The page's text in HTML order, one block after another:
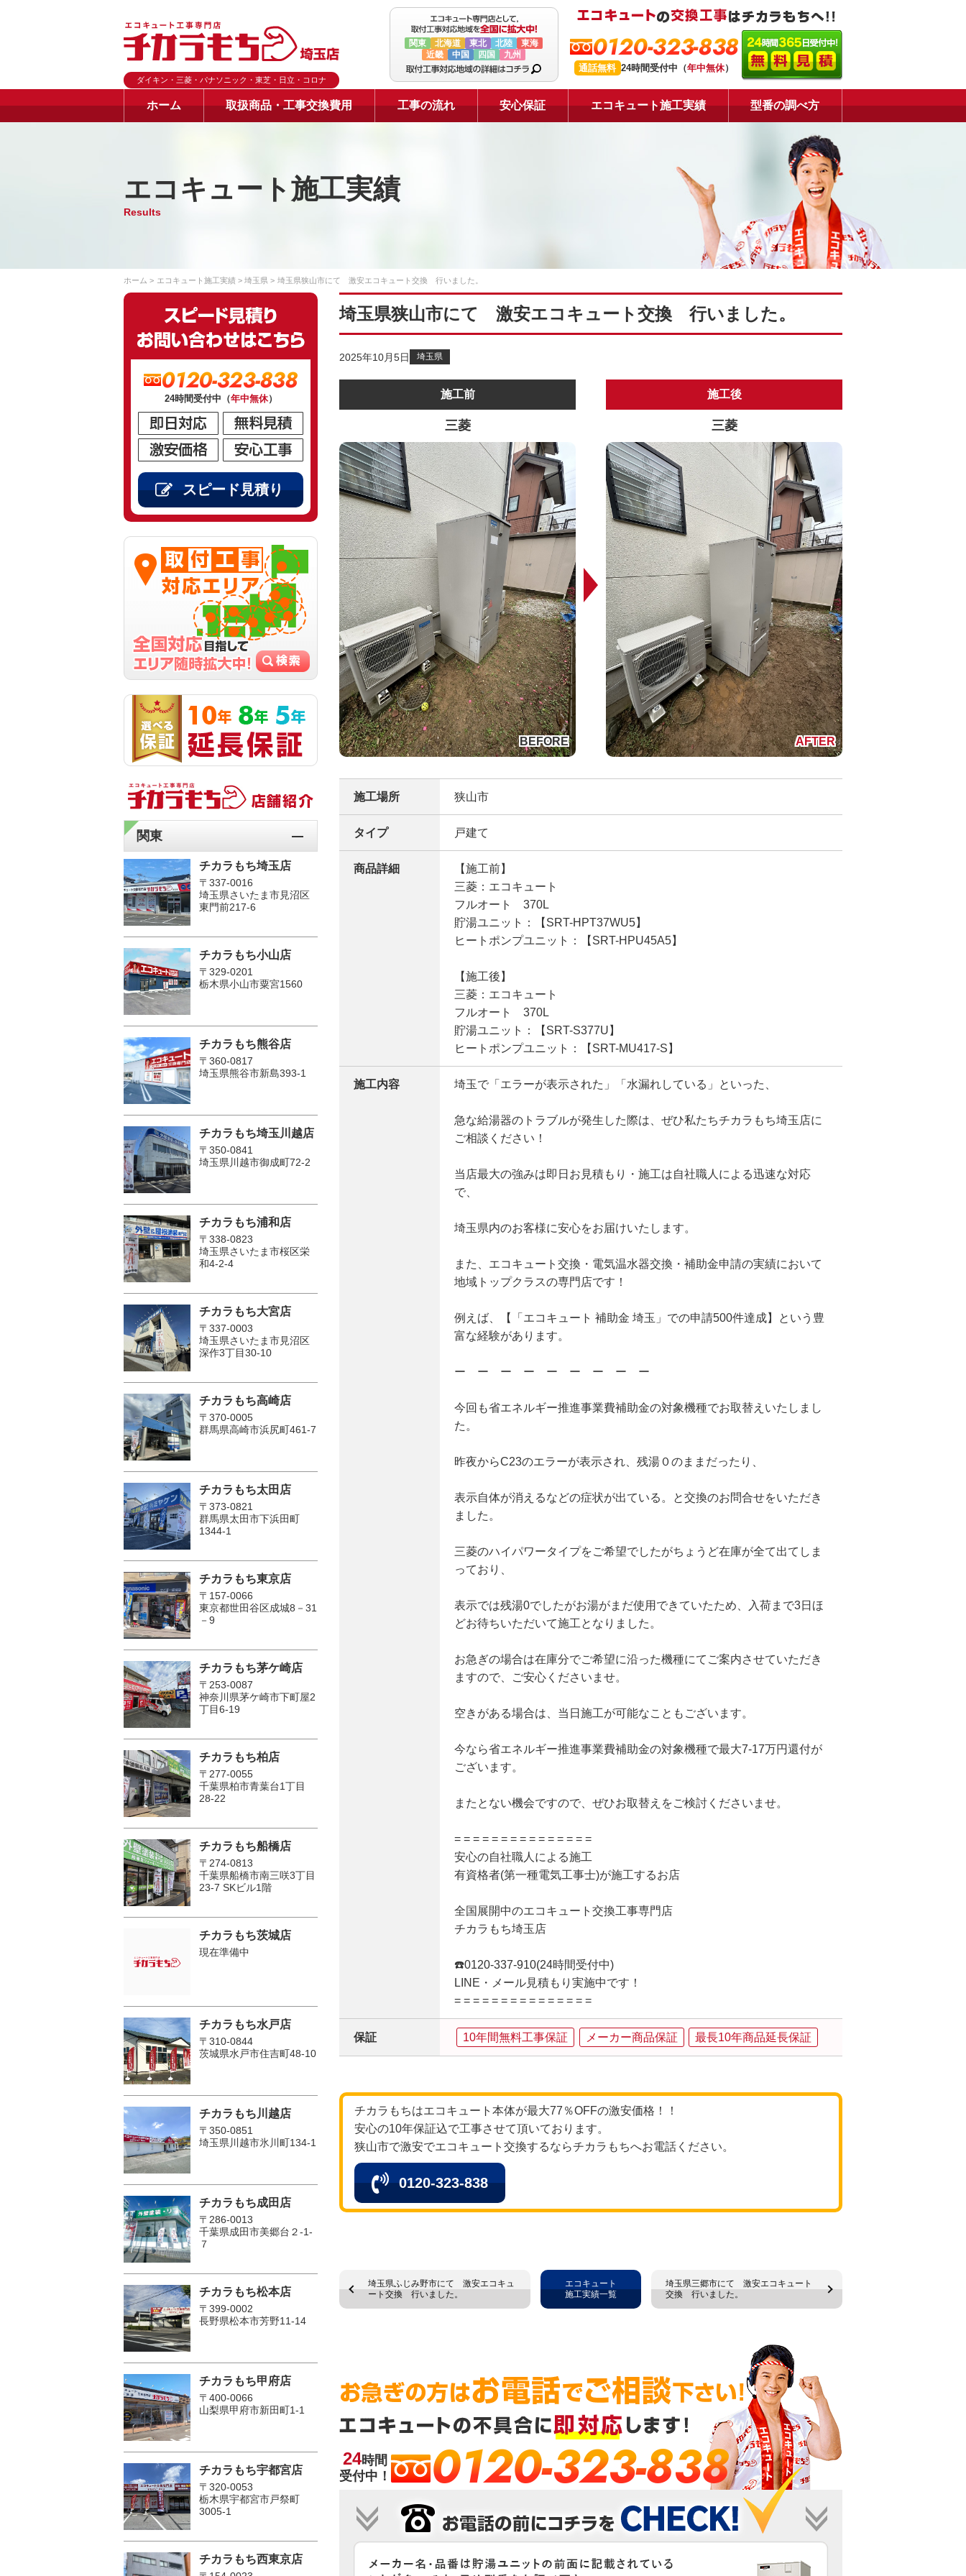
ダイキン・三菱・パナソニック・東芝・日立・コロナ
関東 北海道 東北 北陸
東海
近畿
中国 四国 九州 0120-323-838
通話無料 24時間受付中（年中無休）
ホーム 取扱商品・工事交換費用 工事の流れ 安心保証 エコキュート施工実績 型番の調べ方
エコキュート施工実績
Results
ホーム エコキュート施工実績 埼玉県 埼玉県狭山市にて 激安エコキュート交換 行いました。
埼玉県狭山市にて 激安エコキュート交換 行いました。
2025年10月5日 埼玉県
施工前
三菱
施工後
三菱
施工場所 狭山市
タイプ 戸建て
商品詳細
【施工前】
三菱：エコキュート
フルオート 370L
貯湯ユニット：【SRT-HPT37WU5】
ヒートポンプユニット：【SRT-HPU45A5】
【施工後】
三菱：エコキュート
フルオート 370L
貯湯ユニット：【SRT-S377U】
ヒートポンプユニット：【SRT-MU417-S】
施工内容 埼玉で「エラーが表示された」「水漏れしている」といった、
急な給湯器のトラブルが発生した際は、ぜひ私たちチカラもち埼玉店に
ご相談ください！
当店最大の強みは即日お見積もり・施工は自社職人による迅速な対応
で、
埼玉県内のお客様に安心をお届けいたします。
また、エコキュート交換・電気温水器交換・補助金申請の実績において
地域トップクラスの専門店です！
例えば、【「エコキュート 補助金 埼玉」での申請500件達成】という豊
富な経験があります。
ー ー ー ー ー ー ー ー ー
今回も省エネルギー推進事業費補助金の対象機種でお取替えいたしまし
た。
昨夜からC23のエラーが表示され、残湯０のままだったり、
表示自体が消えるなどの症状が出ている。と交換のお問合せをいただき
ました。
三菱のハイパワータイプをご希望でしたがちょうど在庫が全て出てしま
っており、
表示では残湯0でしたがお湯がまだ使用できていたため、入荷まで3日ほ
どお待ちいただいて施工となりました。
お急ぎの場合は在庫分でご希望に沿った機種にてご案内させていただき
ますので、ご安心くださいませ。
空きがある場合は、当日施工が可能なこともございます。
今なら省エネルギー推進事業費補助金の対象機種で最大7-17万円還付が
ございます。
またとない機会ですので、ぜひお取替えをご検討くださいませ。
= = = = = = = = = = = = = = =
安心の自社職人による施工
有資格者(第一種電気工事士)が施工するお店
全国展開中のエコキュート交換工事専門店
チカラもち埼玉店
☎️0120-337-910(24時間受付中)
LINE・メール見積もり実施中です！
= = = = = = = = = = = = = = =
保証 10年間無料工事保証 メーカー商品保証 最長10年商品延長保証
チカラもちはエコキュート本体が最大77％OFFの激安価格！！
安心の10年保証込で工事させて頂いております。
狭山市で激安でエコキュート交換するならチカラもちへお電話ください。
0120-323-838
埼玉県ふじみ野市にて 激安エコキュ
ート交換 行いました。
埼玉県三郷市にて 激安エコキュート
交換 行いました。
エコキュート
施工実績一覧
24時間
受付中！
0120-323-838
0120-323-838
24時間受付中（年中無休）
スピード見積り
関東
チカラもち埼玉店
〒337-0016
埼玉県さいたま市見沼区
東門前217-6
チカラもち小山店
〒329-0201
栃木県小山市粟宮1560
チカラもち熊谷店
〒360-0817
埼玉県熊谷市新島393-1
チカラもち埼玉川越店
〒350-0841
埼玉県川越市御成町72-2
チカラもち浦和店
〒338-0823
埼玉県さいたま市桜区栄
和4-2-4
チカラもち大宮店
〒337-0003
埼玉県さいたま市見沼区
深作3丁目30-10
チカラもち高崎店
〒370-0005
群馬県高崎市浜尻町461-7
チカラもち太田店
〒373-0821
群馬県太田市下浜田町
1344-1
チカラもち東京店
〒157-0066
東京都世田谷区成城8－31
－9
チカラもち茅ケ崎店
〒253-0087
神奈川県茅ケ崎市下町屋2
丁目6-19
チカラもち柏店
〒277-0055
千葉県柏市青葉台1丁目
28-22
チカラもち船橋店
〒274-0813
千葉県船橋市南三咲3丁目
23-7 SKビル1階
チカラもち茨城店
現在準備中
チカラもち水戸店
〒310-0844
茨城県水戸市住吉町48-10
チカラもち川越店
〒350-0851
埼玉県川越市氷川町134-1
チカラもち成田店
〒286-0013
千葉県成田市美郷台２‐1‐
７
チカラもち松本店
〒399-0002
長野県松本市芳野11-14
チカラもち甲府店
〒400-0066
山梨県甲府市新田町1-1
チカラもち宇都宮店
〒320-0053
栃木県宇都宮市戸祭町
3005-1
チカラもち西東京店